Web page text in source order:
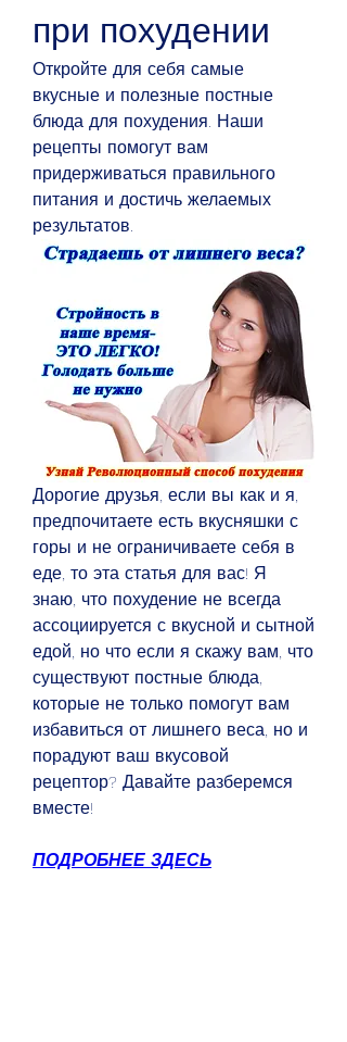
при похудении
Откройте для себя самые
вкусные и полезные постные
блюда для похудения. Наши
рецепты помогут вам
придерживаться правильного
питания и достичь желаемых
результатов.
Дорогие друзья, если вы как и я,
предпочитаете есть вкусняшки с
горы и не ограничиваете себя в
еде, то эта статья для вас! Я
знаю, что похудение не всегда
ассоциируется с вкусной и сытной
едой, но что если я скажу вам, что
существуют постные блюда,
которые не только помогут вам
избавиться от лишнего веса, но и
порадуют ваш вкусовой
рецептор? Давайте разберемся
вместе!
ПОДРОБНЕЕ ЗДЕСЬ